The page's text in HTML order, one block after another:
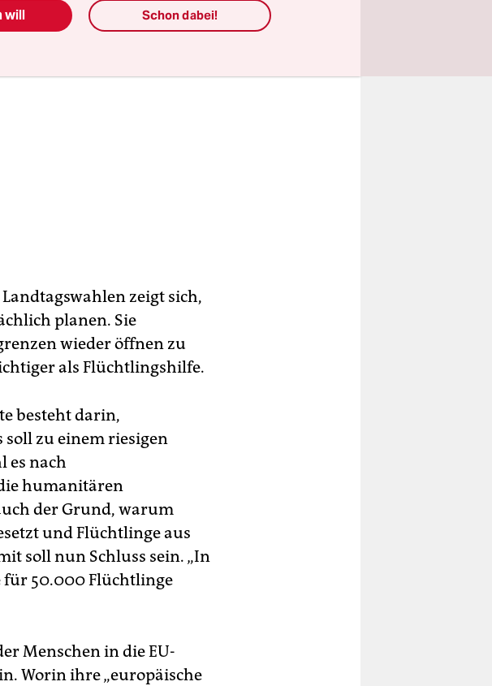
zeigt sich,
planen. Sie
wieder öffnen zu
als Flüchtlingshilfe.
besteht darin,
soll zu einem riesigen
es nach
humanitären
der Grund, warum
und Flüchtlinge aus
soll nun Schluss sein. „In
für 50.000 Flüchtlinge
Menschen in die EU-
Worin ihre „europäische
will Schon dabei!